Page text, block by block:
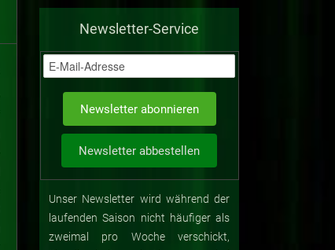
Newsletter-Service
Unser Newsletter wird während der
laufenden Saison nicht häufiger als
zweimal pro Woche verschickt,